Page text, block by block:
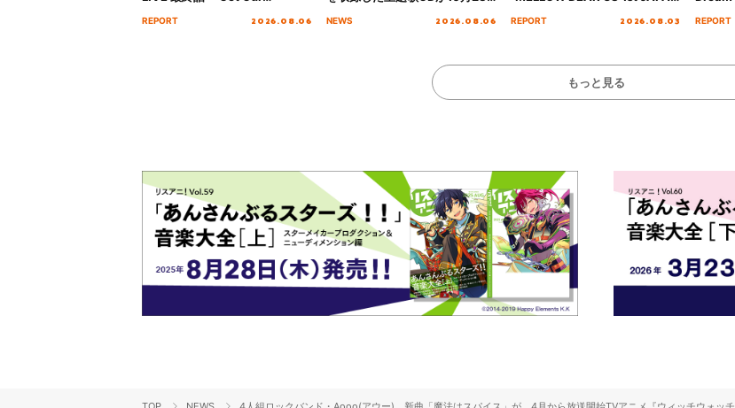
REPORT 2026.08.06 NEWS 2026.08.06 REPORT 2026.08.03 REPORT
もっと見る